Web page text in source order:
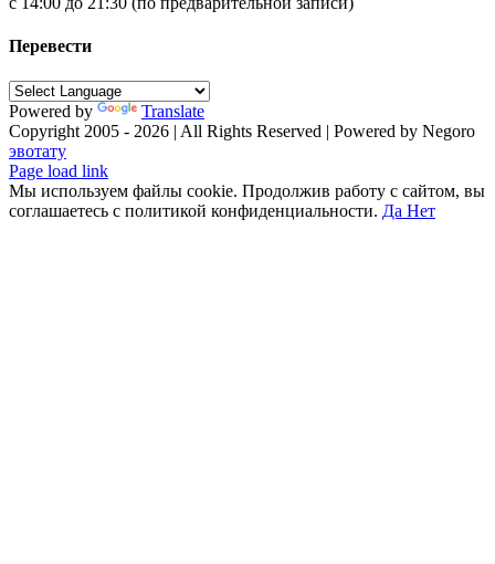
Перевести
Powered by
Translate
Copyright 2005 - 2026 | All Rights Reserved | Powered by Negoro
эвотату
Facebook
X
Instagram
Pinterest
Vk
Tiktok
Telegram
YouTube
Email
Phone
Page load link
Мы используем файлы cookie. Продолжив работу с сайтом, вы
соглашаетесь с политикой конфиденциальности. Да Нет